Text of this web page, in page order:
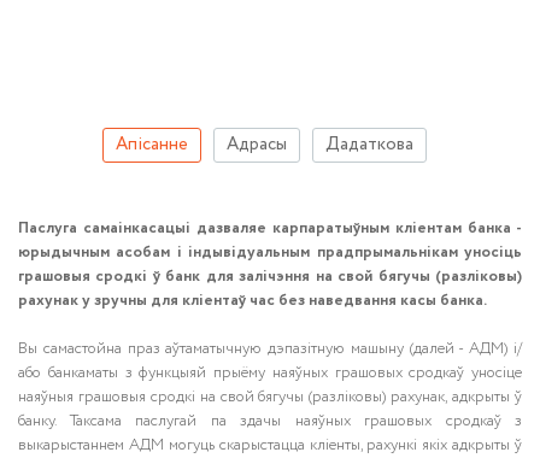
Апісанне Адрасы Дадаткова
Паслуга самаінкасацыі дазваляе карпаратыўным кліентам банка -
юрыдычным асобам і індывідуальным прадпрымальнікам уносіць
грашовыя сродкі ў банк для залічэння на свой бягучы (разліковы)
рахунак у зручны для кліентаў час без наведвання касы банка.
Вы самастойна праз аўтаматычную дэпазітную машыну (далей - АДМ) і/
або банкаматы з функцыяй прыёму наяўных грашовых сродкаў уносіце
наяўныя грашовыя сродкі на свой бягучы (разліковы) рахунак, адкрыты ў
банку. Таксама паслугай па здачы наяўных грашовых сродкаў з
выкарыстаннем АДМ могуць скарыстацца кліенты, рахункі якіх адкрыты ў